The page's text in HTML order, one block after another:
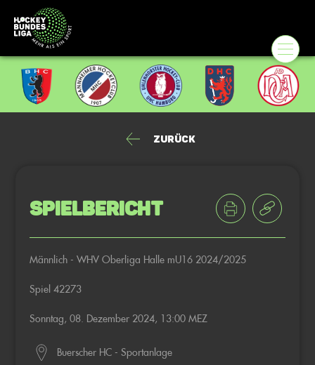
Zurück
Spielbericht
Männlich - WHV Oberliga Halle mU16 2024/2025
Spiel 42273
Sonntag, 08. Dezember 2024, 13:00 MEZ
Buerscher HC - Sportanlage